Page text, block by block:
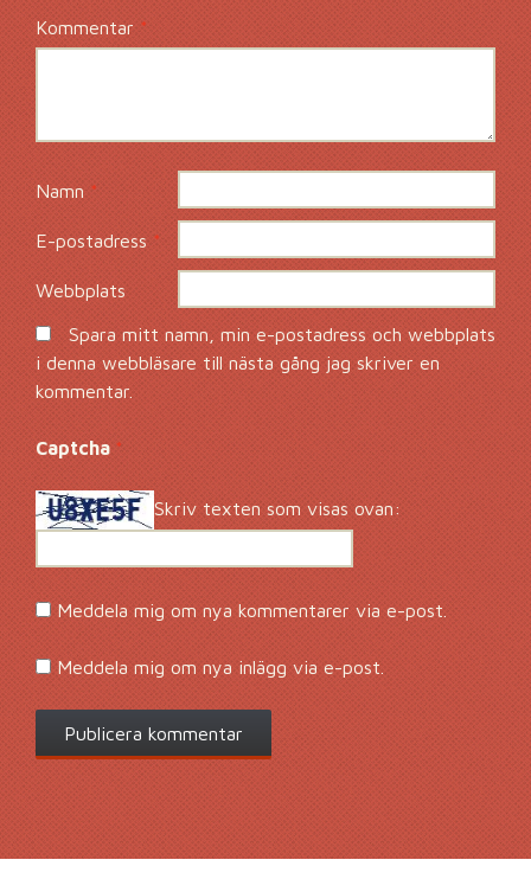
Kommentar*
Namn *
E-postadress*
Webbplats
Spara mitt namn, min e-postadress och webbplats
i denna webbläsare till nästa gång jag skriver en
kommentar.
Captcha*
Skriv texten som visas ovan:
Meddela mig om nya kommentarer via e-post.
Meddela mig om nya inlägg via e-post.